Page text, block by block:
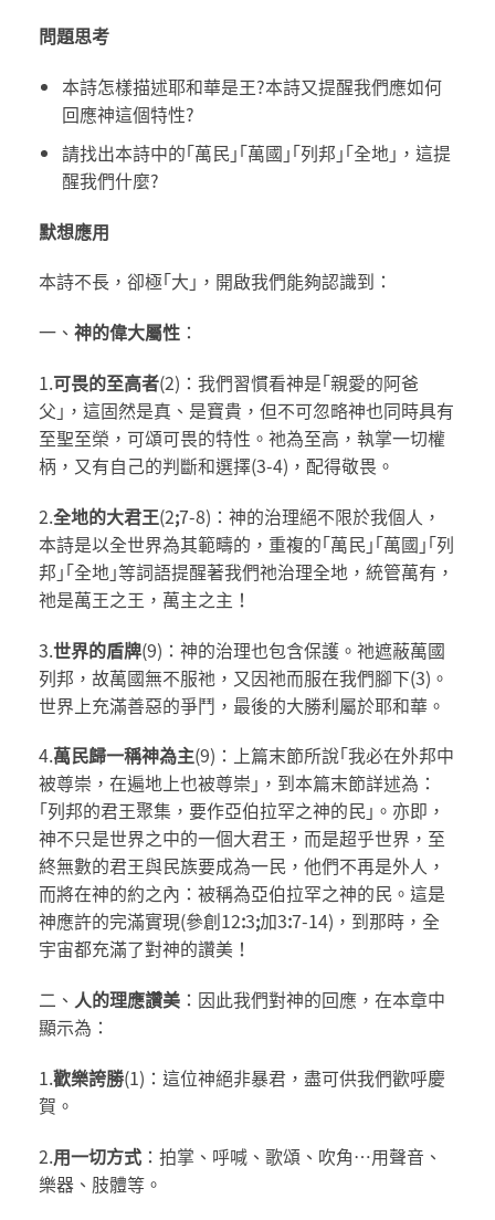
問題思考
本詩怎樣描述耶和華是王?本詩又提醒我們應如何
回應神這個特性?
請找出本詩中的｢萬民｣｢萬國｣｢列邦｣｢全地｣，這提
醒我們什麼?
默想應用
本詩不長，卻極｢大｣，開啟我們能夠認識到：
一、 神的偉大屬性 ：
1.可畏的至高者(2)：我們習慣看神是｢親愛的阿爸
父｣，這固然是真、是寶貴，但不可忽略神也同時具有
至聖至榮，可頌可畏的特性。祂為至高，執掌一切權
柄，又有自己的判斷和選擇(3-4)，配得敬畏。
2.全地的大君王(2;7-8)：神的治理絕不限於我個人，
本詩是以全世界為其範疇的，重複的｢萬民｣｢萬國｣｢列
邦｣｢全地｣等詞語提醒著我們祂治理全地，統管萬有，
祂是萬王之王，萬主之主！
3.世界的盾牌(9)：神的治理也包含保護。祂遮蔽萬國
列邦，故萬國無不服祂，又因祂而服在我們腳下(3)。
世界上充滿善惡的爭鬥，最後的大勝利屬於耶和華。
4.萬民歸一稱神為主(9)：上篇末節所說｢我必在外邦中
被尊崇，在遍地上也被尊崇｣，到本篇末節詳述為：
｢列邦的君王聚集，要作亞伯拉罕之神的民｣。亦即，
神不只是世界之中的一個大君王，而是超乎世界，至
終無數的君王與民族要成為一民，他們不再是外人，
而將在神的約之內：被稱為亞伯拉罕之神的民。這是
神應許的完滿實現(參創12:3;加3:7-14)，到那時，全
宇宙都充滿了對神的讚美！
二、 人的理應讚美 ：因此我們對神的回應，在本章中
顯示為：
1.歡樂誇勝(1)：這位神絕非暴君，盡可供我們歡呼慶
賀。
2.用一切方式 ：拍掌、呼喊、歌頌、吹角…用聲音、
樂器、肢體等。